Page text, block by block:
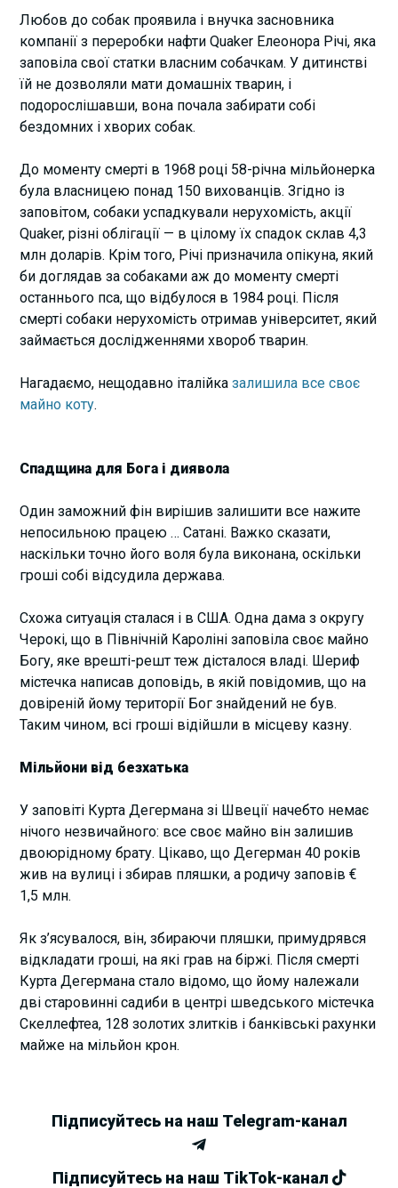
Любов до собак проявила і внучка засновника
компанії з переробки нафти Quaker Елеонора Річі, яка
заповіла свої статки власним собачкам. У дитинстві
їй не дозволяли мати домашніх тварин, і
подорослішавши, вона почала забирати собі
бездомних і хворих собак.
До моменту смерті в 1968 році 58-річна мільйонерка
була власницею понад 150 вихованців. Згідно із
заповітом, собаки успадкували нерухомість, акції
Quaker, різні облігації — в цілому їх спадок склав 4,3
млн доларів. Крім того, Річі призначила опікуна, який
би доглядав за собаками аж до моменту смерті
останнього пса, що відбулося в 1984 році. Після
смерті собаки нерухомість отримав університет, який
займається дослідженнями хвороб тварин.
Нагадаємо, нещодавно італійказалишила все своє
майно коту.
Спадщина для Бога і диявола
Один заможний фін вирішив залишити все нажите
непосильною працею … Сатані. Важко сказати,
наскільки точно його воля була виконана, оскільки
гроші собі відсудила держава.
Схожа ситуація сталася і в США. Одна дама з округу
Черокі, що в Північній Кароліні заповіла своє майно
Богу, яке врешті-решт теж дісталося владі. Шериф
містечка написав доповідь, в якій повідомив, що на
довіреній йому території Бог знайдений не був.
Таким чином, всі гроші відійшли в місцеву казну.
Мільйони від безхатька
У заповіті Курта Дегермана зі Швеції начебто немає
нічого незвичайного: все своє майно він залишив
двоюрідному брату. Цікаво, що Дегерман 40 років
жив на вулиці і збирав пляшки, а родичу заповів €
1,5 млн.
Як з’ясувалося, він, збираючи пляшки, примудрявся
відкладати гроші, на які грав на біржі. Після смерті
Курта Дегермана стало відомо, що йому належали
дві старовинні садиби в центрі шведського містечка
Скеллефтеа, 128 золотих злитків і банківські рахунки
майже на мільйон крон.
Підписуйтесь на наш Telegram-канал
Підписуйтесь на наш TikTok-канал